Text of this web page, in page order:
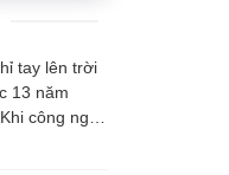
tay lên trời
13 năm
công nghệ